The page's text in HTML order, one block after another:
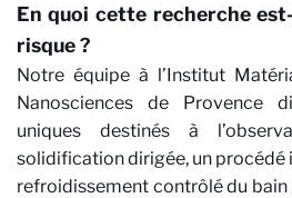
En quoi cette recherche
risque ?
Notre équipe à l’Institut
Nanosciences de Provence
uniques destinés à
solidification dirigée, un
refroidissement contrôlé du